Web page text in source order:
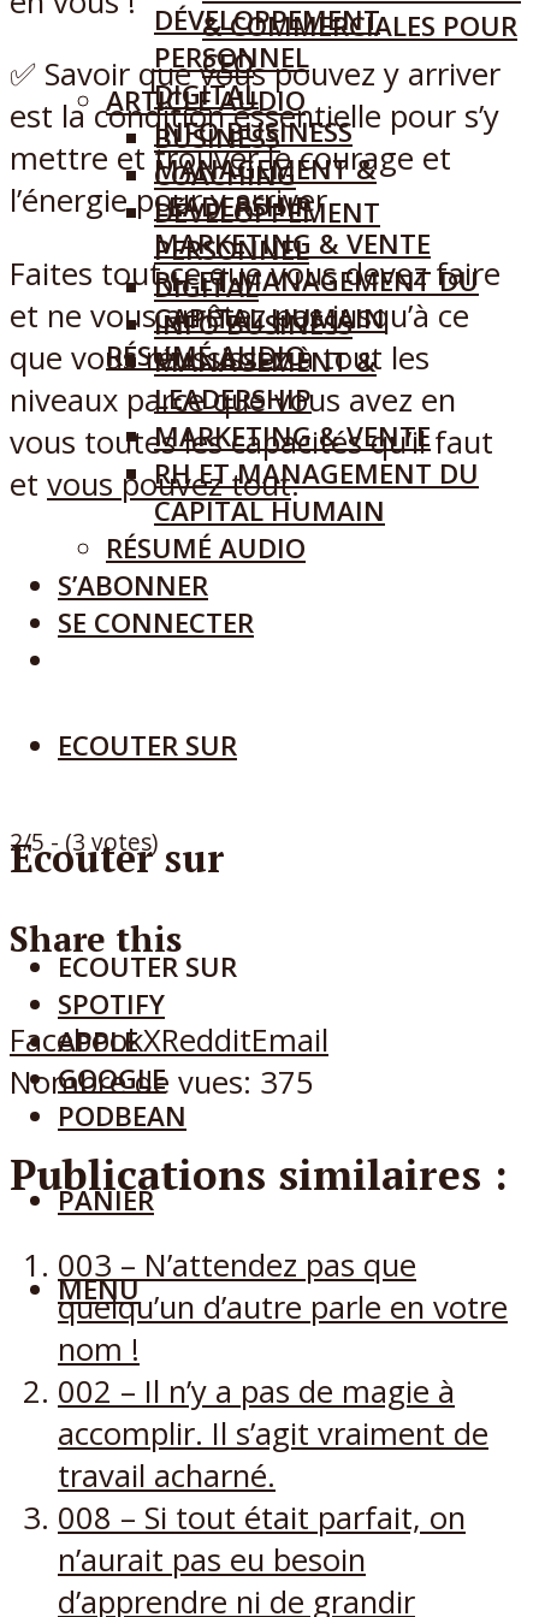
DÉVELOPPEMENT
PERSONNEL
DIGITAL
INFO BUSINESS
MANAGEMENT &
LEADERSHIP
MARKETING & VENTE
RH ET MANAGEMENT DU
CAPITAL HUMAIN
RÉSUMÉ AUDIO
S’ABONNER
SE CONNECTER
& COMMERCIALES POUR
CEO
ARTICLE AUDIO
BUSINESS
COACHING
DÉVELOPPEMENT
PERSONNEL
DIGITAL
INFO BUSINESS
MANAGEMENT &
LEADERSHIP
MARKETING & VENTE
RH ET MANAGEMENT DU
CAPITAL HUMAIN
RÉSUMÉ AUDIO
S’ABONNER
SE CONNECTER
ECOUTER SUR
Ecouter sur
ECOUTER SUR
SPOTIFY
APPLE
GOOGLE
PODBEAN
PANIER
MENU
✅ Savoir que vous pouvez y arriver
est la condition essentielle pour s’y
mettre et trouver le courage et
l’énergie pour y arriver
Faites tout ce que vous devez faire
et ne vous arrêtez pas jusqu’à ce
que vous réussissez à tout les
niveaux parce que vous avez en
vous toutes les capacités qu’il faut
et vous pouvez tout.
2/5 - (3 votes)
Share this
FacebookXRedditEmail
Nombre de vues: 375
Publications similaires :
003 – N’attendez pas que
quelqu’un d’autre parle en votre
nom !
002 – Il n’y a pas de magie à
accomplir. Il s’agit vraiment de
travail acharné.
008 – Si tout était parfait, on
n’aurait pas eu besoin
d’apprendre ni de grandir